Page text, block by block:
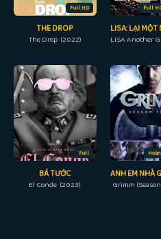
Full HD
THE DROP
The Drop (2022)
Full
Full
BÁ TƯỚC
El Conde (2023) Grimm